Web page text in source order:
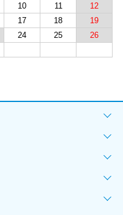
10 11
12
17 18
19
24 25
26